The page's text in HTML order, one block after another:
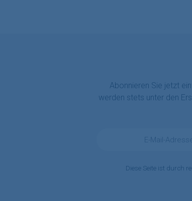
Abonnieren Sie jetzt
werden stets unter den
Diese Seite ist durch